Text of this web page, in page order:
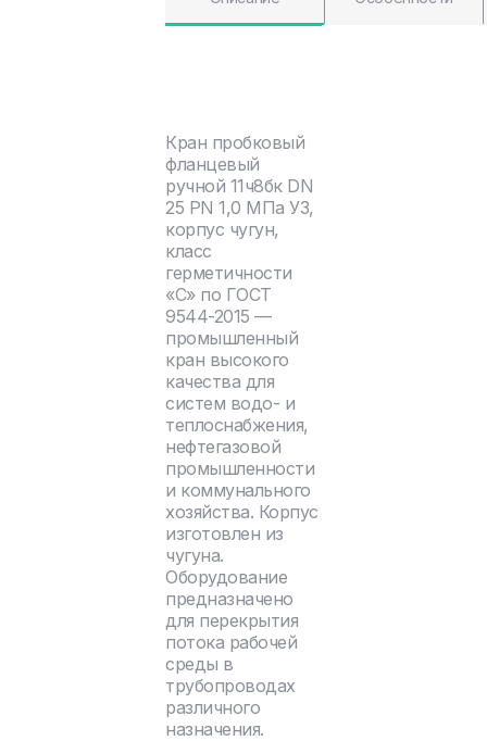
Кран пробковый
фланцевый
ручной 11ч8бк DN
25 PN 1,0 МПа У3,
корпус чугун,
класс
герметичности
«С» по ГОСТ
9544-2015 —
промышленный
кран высокого
качества для
систем водо- и
теплоснабжения,
нефтегазовой
промышленности
и коммунального
хозяйства. Корпус
изготовлен из
чугуна.
Оборудование
предназначено
для перекрытия
потока рабочей
среды в
трубопроводах
различного
назначения.